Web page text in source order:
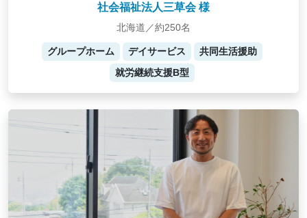
社会福祉法人三草会 様
北海道／約250名
グループホーム デイサービス
共同生活援助
就労継続支援B型